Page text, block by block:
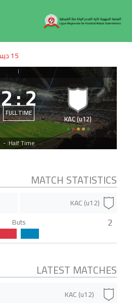
15 ديسمبر 2024
|
KAC (u12)
2
:
2FULL TIME
Half Time: -
MATCH STATISTICS
KAC (u12)
2
Buts
LATEST MATCHES
KAC (u12)